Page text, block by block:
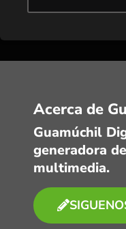
Acerca de
Guamúchil
generadora
multimedia.